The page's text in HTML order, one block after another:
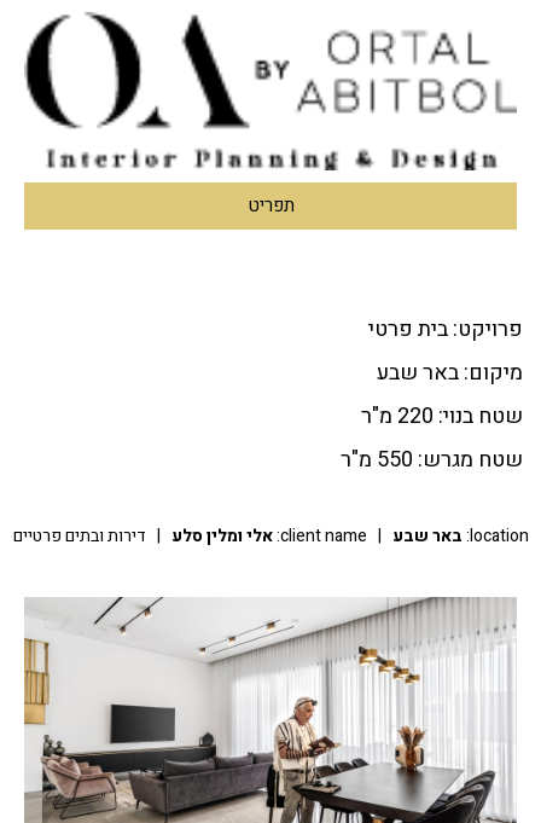
תפריט
פרויקט: בית פרטי
מיקום: באר שבע
שטח בנוי: 220 מ"ר
שטח מגרש: 550 מ"ר
location: באר שבע |
client name: אלי ומלין סלע | דירות ובתים פרטיים